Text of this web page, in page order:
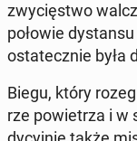
zwy­cię­stwo
połowie
osta­tecz­nie była
Biegu, który
rze po­wie­trza i w